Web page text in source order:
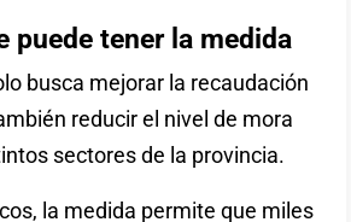
puede tener la medida
busca mejorar la recaudación
reducir el nivel de mora
sectores de la provincia.
la medida permite que miles